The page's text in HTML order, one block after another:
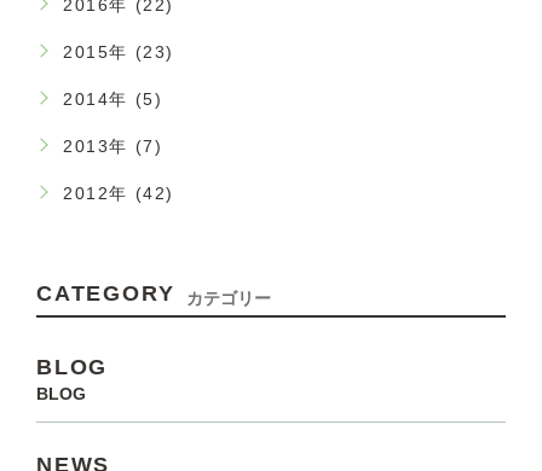
2016年 (22)
2015年 (23)
2014年 (5)
2013年 (7)
2012年 (42)
CATEGORY カテゴリー
BLOG
BLOG
NEWS